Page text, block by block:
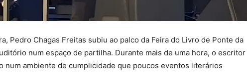
Pedro Chagas Freitas subiu ao palco da Feira do Livro de Ponte da
num espaço de partilha. Durante mais de uma hora, o escritor
num ambiente de cumplicidade que poucos eventos literários